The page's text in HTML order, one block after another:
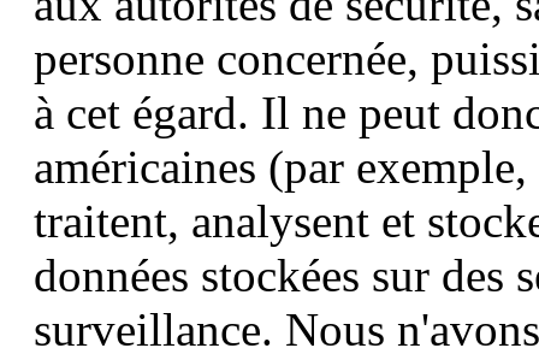
personne concernée,
à cet égard. Il ne peut
américaines (par
traitent, analysent et
données stockées sur des
surveillance. Nous